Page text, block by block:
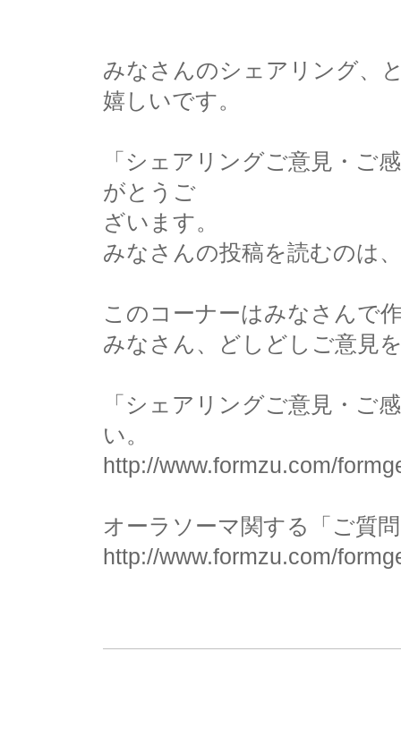
みなさんのシェアリング、
嬉しいです。
「シェアリングご意見・ご
がとうご
ざいます。
みなさんの投稿を読むのは
このコーナーはみなさんで
みなさん、どしどしご意見
「シェアリングご意見・ご
い。
http://www.formzu.com/
オーラソーマ関する「ご質
http://www.formzu.com/